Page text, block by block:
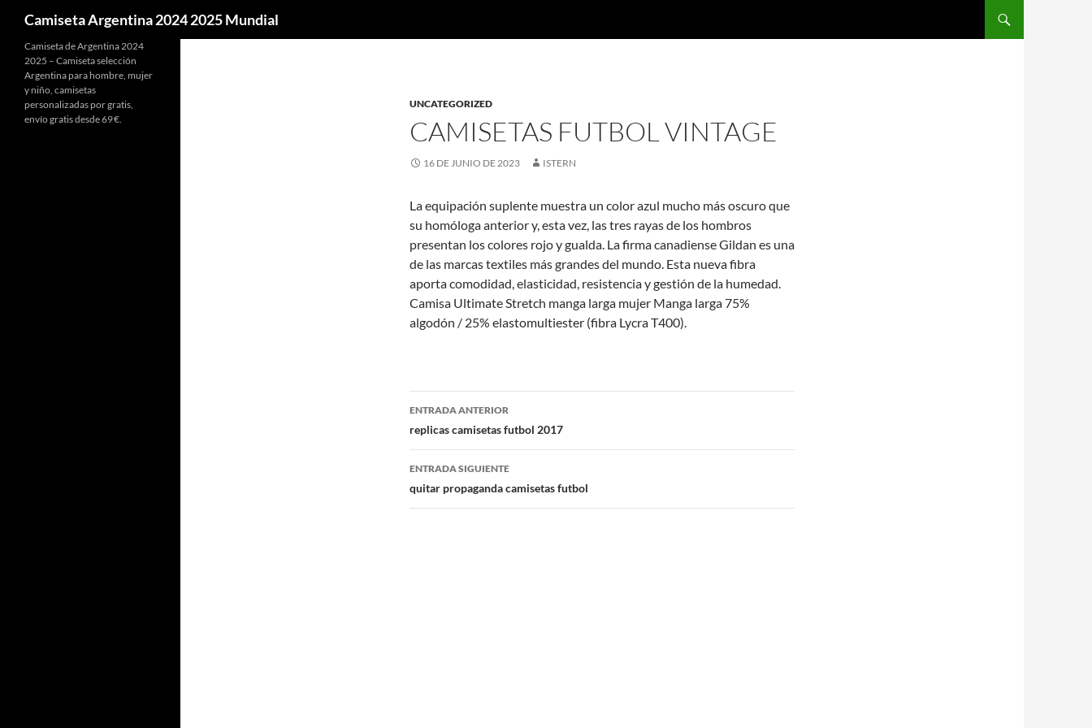
Camiseta Argentina 2024 2025 Mundial
UNCATEGORIZED
CAMISETAS FUTBOL VINTAGE
16 DE JUNIO DE 2023 ISTERN
La equipación suplente muestra un color azul mucho más oscuro que
su homóloga anterior y, esta vez, las tres rayas de los hombros
presentan los colores rojo y gualda. La firma canadiense Gildan es una
de las marcas textiles más grandes del mundo. Esta nueva fibra
aporta comodidad, elasticidad, resistencia y gestión de la humedad.
Camisa Ultimate Stretch manga larga mujer Manga larga 75%
algodón / 25% elastomultiester (fibra Lycra T400).
Navegación
de
entradas
ENTRADA ANTERIOR
replicas camisetas futbol 2017
ENTRADA SIGUIENTE
quitar propaganda camisetas futbol
Camiseta de Argentina 2024
2025 – Camiseta selección
Argentina para hombre, mujer
y niño, camisetas
personalizadas por gratis,
envío gratis desde 69 €.